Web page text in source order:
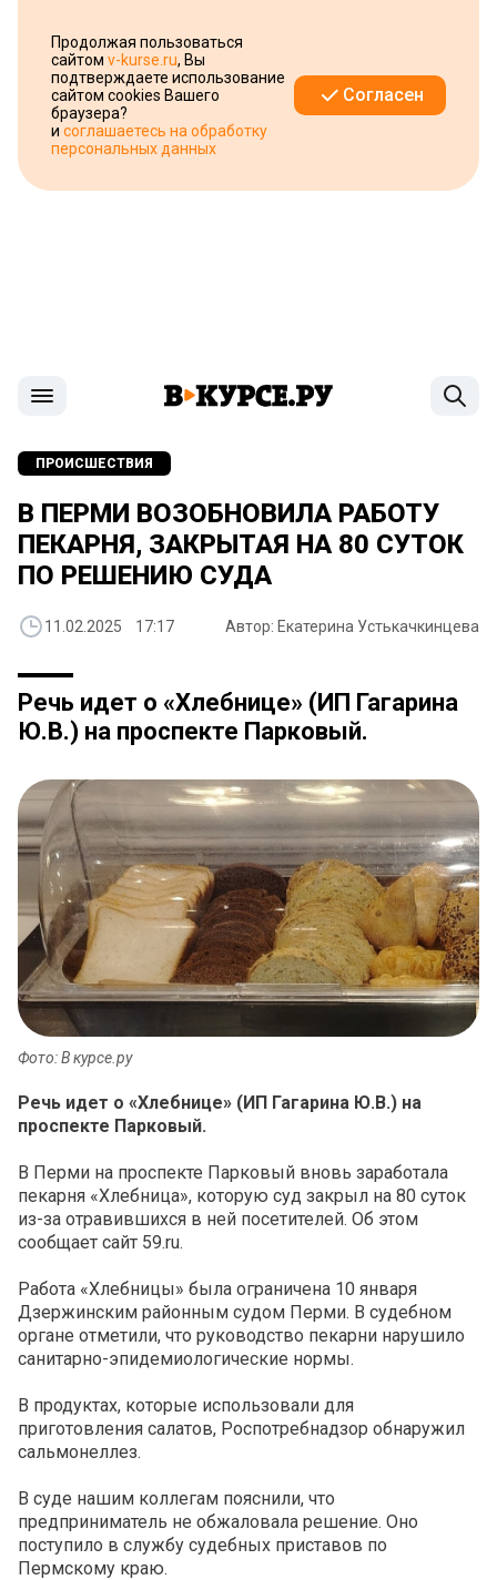
Продолжая пользоваться
сайтом v-kurse.ru, Вы
подтверждаете использование
сайтом cookies Вашего
браузера?
и соглашаетесь на обработку
персональных данных
Согласен
ПРОИСШЕСТВИЯ
В ПЕРМИ ВОЗОБНОВИЛА РАБОТУ
ПЕКАРНЯ, ЗАКРЫТАЯ НА 80 СУТОК
ПО РЕШЕНИЮ СУДА
11.02.2025 17:17 Автор: Екатерина Устькачкинцева
Речь идет о «Хлебнице» (ИП Гагарина
Ю.В.) на проспекте Парковый.
Фото: В курсе.ру
Речь идет о «Хлебнице» (ИП Гагарина Ю.В.) на
проспекте Парковый.
В Перми на проспекте Парковый вновь заработала
пекарня «Хлебница», которую суд закрыл на 80 суток
из-за отравившихся в ней посетителей. Об этом
сообщает сайт 59.ru.
Работа «Хлебницы» была ограничена 10 января
Дзержинским районным судом Перми. В судебном
органе отметили, что руководство пекарни нарушило
санитарно-эпидемиологические нормы.
В продуктах, которые использовали для
приготовления салатов, Роспотребнадзор обнаружил
сальмонеллез.
В суде нашим коллегам пояснили, что
предприниматель не обжаловала решение. Оно
поступило в службу судебных приставов по
Пермскому краю.